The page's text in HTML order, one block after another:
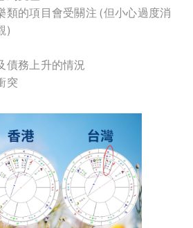
類的項目會受關注 (但小心過度消
)
債務上升的情況
突